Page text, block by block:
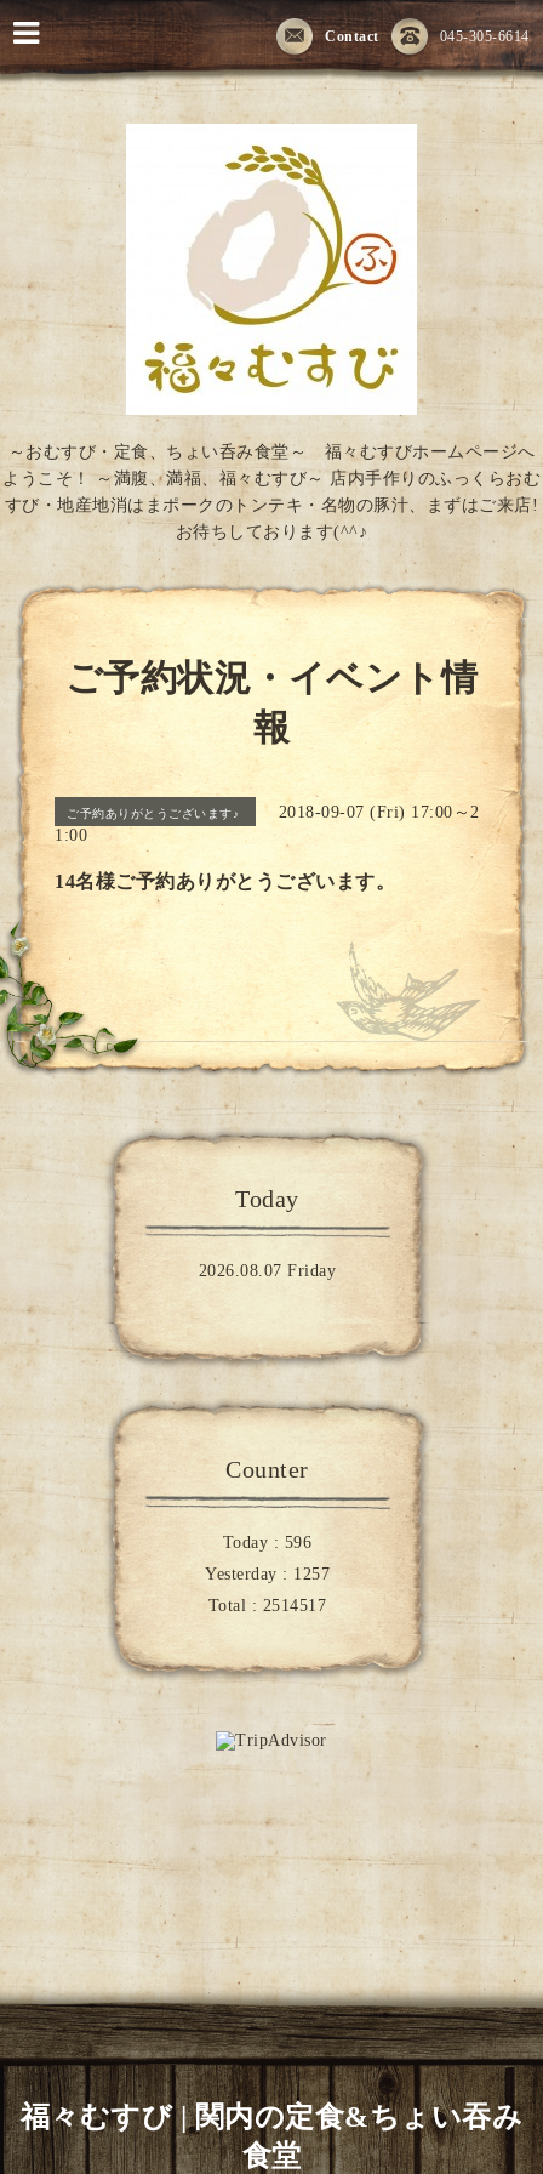
045-305-6614
Contact
～おむすび・定食、ちょい呑み食堂～ 福々むすびホームページへ
ようこそ！ ～満腹、満福、福々むすび～ 店内手作りのふっくらおむ
すび・地産地消はまポークのトンテキ・名物の豚汁、まずはご来店!
お待ちしております(^^♪
ご予約状況・イベント情
報
ご予約ありがとうございます♪
2018-09-07 (Fri) 17:00～2
1:00
14名様ご予約ありがとうございます。
Today
2026.08.07 Friday
Counter
Today : 596
Yesterday : 1257
Total : 2514517
福々むすび | 関内の定食&ちょい吞み
食堂